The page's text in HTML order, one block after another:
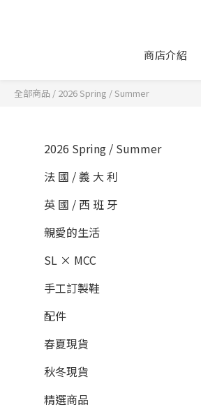
商店介紹
全部商品 / 2026 Spring / Summer
2026 Spring / Summer
法 國 / 義 大 利
英 國 / 西 班 牙
親愛的生活
SL × MCC
手工訂製鞋
配件
春夏現貨
秋冬現貨
精選商品